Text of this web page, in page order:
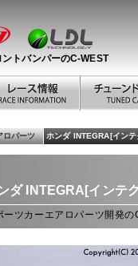
トバンパーのC-WEST
ロパーツ ホンダ INTEGRA[イン
ダ INTEGRA[インテ
ーツカーエアロパーツ開発